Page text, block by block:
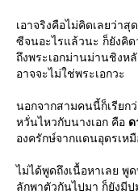
เอาจริงคือไม่คิดเลยว่า
ซีจนอะไรแล้วนะ ก็ยังคิด
ถึงพระเอกม่านม่านชิงหลั
อาจจะไม่ใช่พระเอกวะ
นอกจากสามคนนี้ก็เรียก
หวั่นไหวกับนางเอก คือ ด
องครักษ์จากแดนอุดรเห
ไม่ได้พูดถึงเนื้อหาเลย พู
ลักพาตัวกันไปมา ก็ยังมี